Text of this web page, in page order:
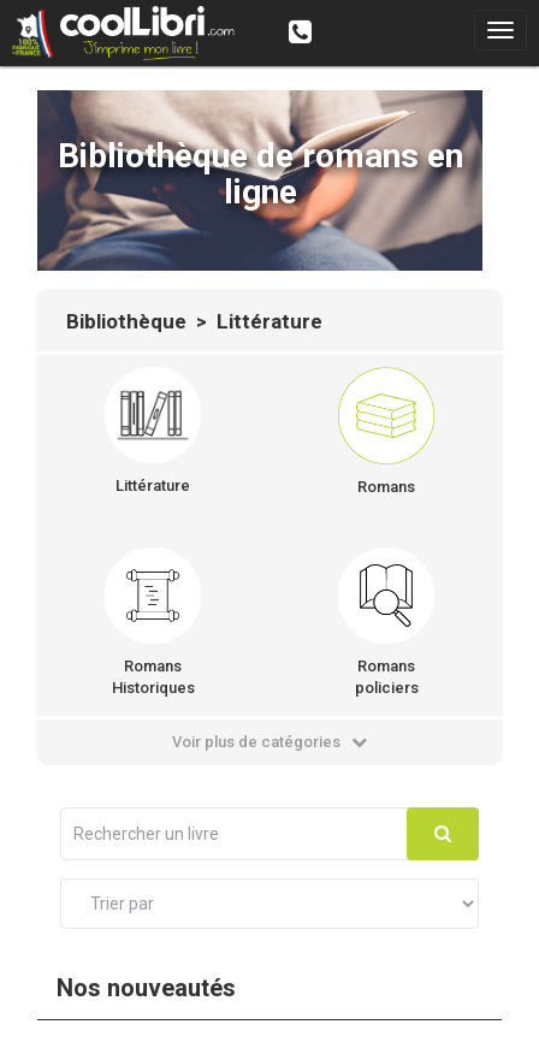
Bibliothèque de romans en
ligne
Bibliothèque > Littérature
Littérature Romans
Romans
Historiques
Romans
policiers
Voir plus de catégories
Nos nouveautés